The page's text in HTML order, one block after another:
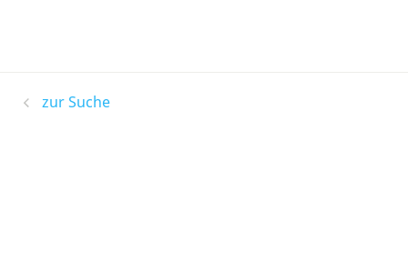
zur Suche